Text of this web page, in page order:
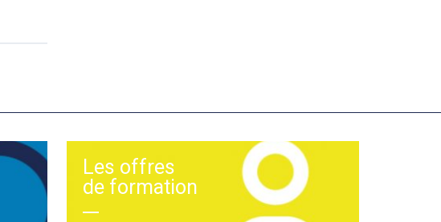
Les offres
de formation